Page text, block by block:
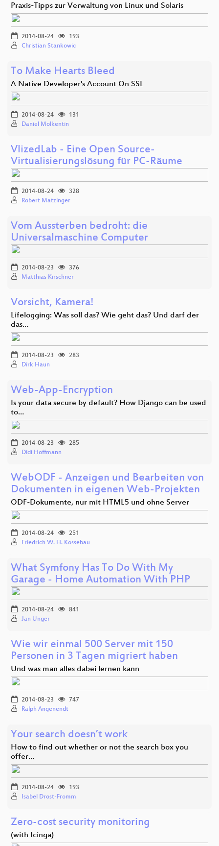
Praxis-Tipps zur Verwaltung von Linux und Solaris
2014-08-24
193
Christian Stankowic
To Make Hearts Bleed
A Native Developer's Account On SSL
2014-08-24
131
Daniel Molkentin
VlizedLab - Eine Open Source-
Virtualisierungslösung für PC-Räume
2014-08-24
328
Robert Matzinger
Vom Aussterben bedroht: die
Universalmaschine Computer
2014-08-23
376
Matthias Kirschner
Vorsicht, Kamera!
Lifelogging: Was soll das? Wie geht das? Und darf der
das…
2014-08-23
283
Dirk Haun
Web-App-Encryption
Is your data secure by default? How Django can be used
to…
2014-08-23
285
Didi Hoffmann
WebODF - Anzeigen und Bearbeiten von
Dokumenten in eigenen Web-Projekten
ODF-Dokumente, nur mit HTML5 und ohne Server
2014-08-24
251
Friedrich W. H. Kossebau
What Symfony Has To Do With My
Garage - Home Automation With PHP
2014-08-24
841
Jan Unger
Wie wir einmal 500 Server mit 150
Personen in 3 Tagen migriert haben
Und was man alles dabei lernen kann
2014-08-23
747
Ralph Angenendt
Your search doesn’t work
How to find out whether or not the search box you
offer…
2014-08-24
193
Isabel Drost-Fromm
Zero-cost security monitoring
(with Icinga)